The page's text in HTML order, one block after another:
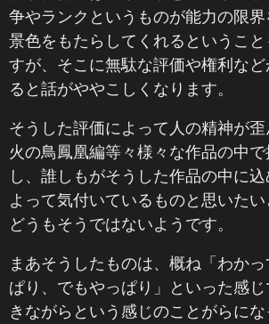
争やランクというものが能力の限
景色をもたらしてくれるということ
すが、そこに無駄な評価や権利など
ると話がややこしくなります。
そうした評価によって人の精神が歪
火の鳥鳳凰編等々様々な作品の中
し、誰しもがそうした作品の中に
よって気付いているものと思いたい
どうもそうではないようです。
まあそうしたものは、概ね「わか
ぱり、でもやっぱり」といった感
きながらという感じのことがらに